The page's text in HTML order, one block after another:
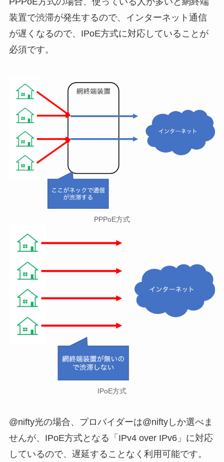
装置で渋滞が発生するので、インターネット通信
が遅くなるので、IPoE方式に対応していることが
必須です。
PPPoE方式
IPoE方式
@nifty光の場合、プロバイダーは@niftyしか選べま
せんが、IPoE方式となる「IPv4 over IPv6」に対応
しているので、遅延することなく利用可能です。